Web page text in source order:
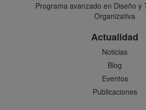
Programa avanzado en Diseño y
Organizativa
Actualidad
Noticias
Blog
Eventos
Publicaciones